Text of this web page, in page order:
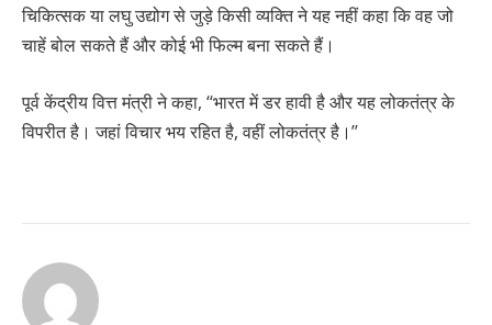
चिकित्सक या लघु उद्योग से जुड़े किसी व्यक्ति ने यह नहीं कहा कि वह जो
चाहें बोल सकते हैं और कोई भी फिल्म बना सकते हैं।
पूर्व केंद्रीय वित्त मंत्री ने कहा, ‘‘भारत में डर हावी है और यह लोकतंत्र के
विपरीत है। जहां विचार भय रहित है, वहीं लोकतंत्र है।’’